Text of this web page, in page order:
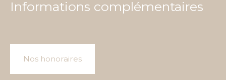
Informations complémentaires
Nos honoraires